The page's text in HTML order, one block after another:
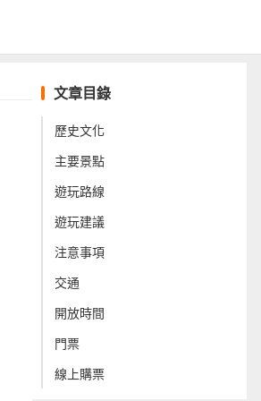
文章目錄
歷史文化
主要景點
遊玩路線
遊玩建議
注意事項
交通
開放時間
門票
線上購票